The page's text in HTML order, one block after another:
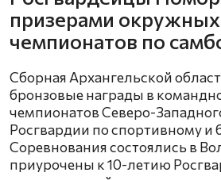
призерами окружных
чемпионатов по
Сборная Архангельской
бронзовые награды в
чемпионатов Северо-
Росгвардии по спортивному и
Соревнования состоялись в
приурочены к 10-летию